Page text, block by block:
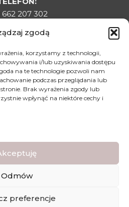
zgodą
korzystamy z technologii,
i/lub uzyskiwania dostępu
na te technologie pozwoli nam
podczas przeglądania lub
Brak wyrażenia zgody lub
wpłynąć na niektóre cechy i
Odmów
preferencje
662 207 302
ADRES:
22-500 Hrubieszów
KLIENTA
sklepu
strony:WDesign